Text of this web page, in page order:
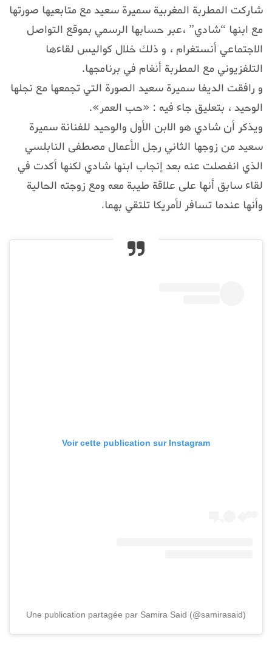
شاركت المطربة المغربية سميرة سعيد مع متابعيها صورتها
مع ابنها “شادي” ،عبر حسابها الرسمي بموقع التواصل
الاجتماعي أنستغرام ، و ذلك خلال كواليس لقاءها
التلفزيوني مع المطربة أنغام في برنامجها.
و رافقت الديفا سميرة سعيد الصورة التي تجمعها مع نجلها
الوحيد ، بتعليق جاء فيه : «حب العمر».
ويذكر أن شادي هو الابن الأول والوحيد للفنانة سميرة
سعيد من زوجها الثاني رجل الأعمال مصطفى النابلسي
الذي انفصلت عنه بعد إنجاب ابنها شادي لكنها أكدت في
لقاء سابق أنها على علاقة طيبة معه ومع زوجته الحالية
وأنها عندما تسافر لأمريكا تلتقي بهما.
Voir cette publication sur Instagram
Une publication partagée par Samira Said (@samirasaid)